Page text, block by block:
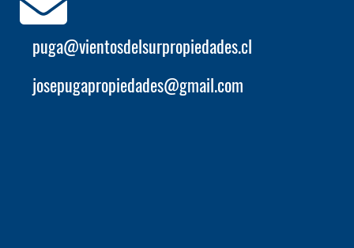
puga@vientosdelsurpropiedades.cl
josepugapropiedades@gmail.com